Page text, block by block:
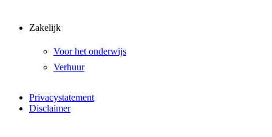
Zakelijk
Voor het onderwijs
Verhuur
Privacystatement
Disclaimer